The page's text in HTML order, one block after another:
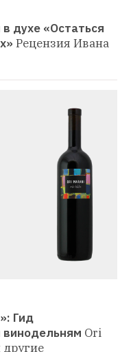
духе «Остаться
Рецензия Ивана
Гид
винодельням Ori
другие